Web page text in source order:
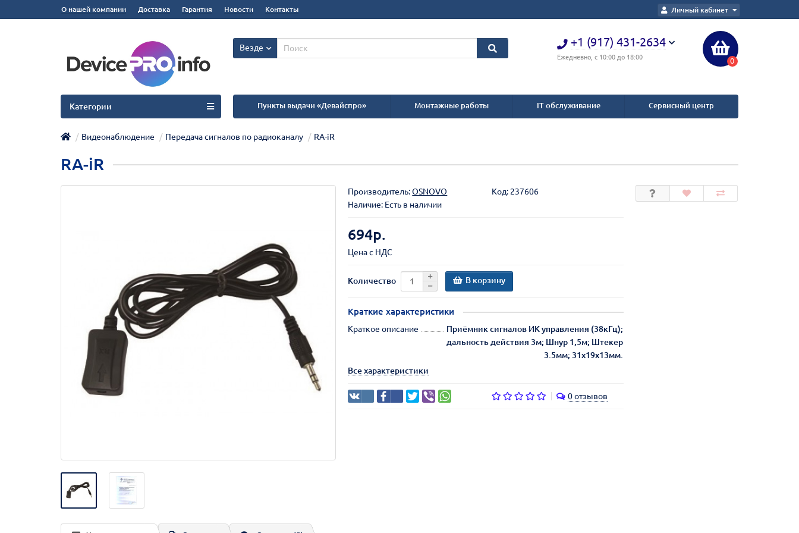
Личный кабинет
О нашей компании Доставка Гарантия Новости Контакты
+1 (917) 431-2634
Ежедневно, с 10:00 до 18:00 0
Везде
Пункты выдачи «Девайспро» Монтажные работы IT обслуживание Сервисный центр
Категории
Видеонаблюдение Передача сигналов по радиоканалу RA-iR
RA-iR
Производитель:OSNOVO Код: 237606
Наличие: Есть в наличии
694р.
Цена с НДС
Количество В корзину
Краткие характеристики
Краткое описание
Приёмник сигналов ИК управления (38кГц);
дальность действия 3м; Шнур 1,5м; Штекер
3.5мм; 31х19х13мм.
Все характеристики
0 отзывов